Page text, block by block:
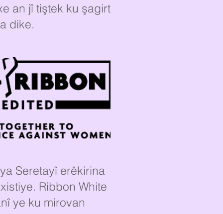
an jî tiştek ku şagirt
dike.
Seretayî erêkirina
Ribbon White
ye ku mirovan